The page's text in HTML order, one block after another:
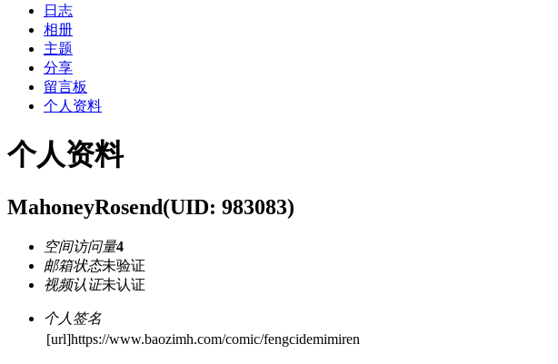
日志
相册
主题
分享
留言板
个人资料
个人资料
MahoneyRosend(UID: 983083)
空间访问量4
邮箱状态未验证
视频认证未认证
个人签名
[url]https://www.baozimh.com/comic/fengcidemimiren